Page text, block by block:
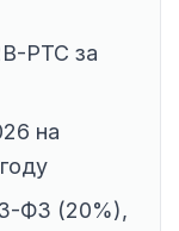
РТС за
на
ФЗ (20%),